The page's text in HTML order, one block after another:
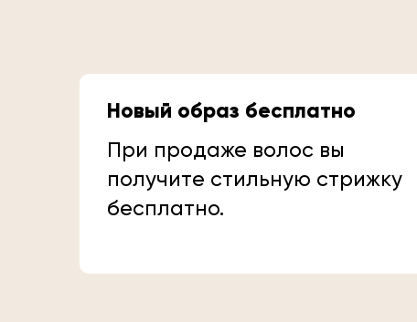
Новый образ бесплатно
При продаже волос вы
получите стильную стрижку
бесплатно.